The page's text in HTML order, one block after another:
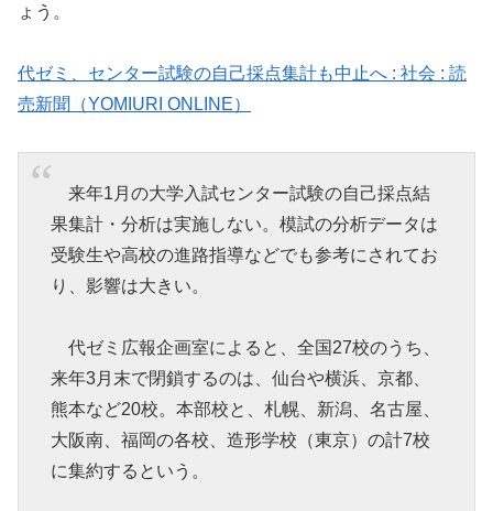
ょう。
代ゼミ、センター試験の自己採点集計も中止へ : 社会 : 読
売新聞（YOMIURI ONLINE）
来年1月の大学入試センター試験の自己採点結
果集計・分析は実施しない。模試の分析データは
受験生や高校の進路指導などでも参考にされてお
り、影響は大きい。
代ゼミ広報企画室によると、全国27校のうち、
来年3月末で閉鎖するのは、仙台や横浜、京都、
熊本など20校。本部校と、札幌、新潟、名古屋、
大阪南、福岡の各校、造形学校（東京）の計7校
に集約するという。